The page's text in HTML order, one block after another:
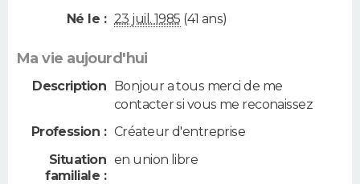
Né le : 23 juil. 1985 (41 ans)
Ma vie aujourd'hui
Description Bonjour a tous merci de me
contacter si vous me reconaissez
Profession : Créateur d'entreprise
Situation
familiale :
en union libre